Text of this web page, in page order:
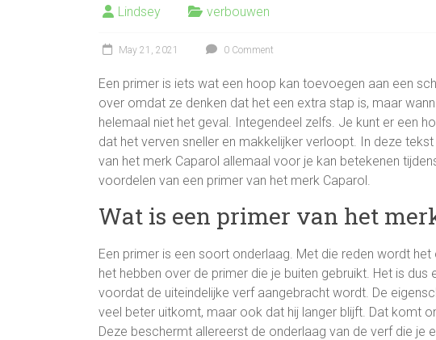
Lindsey verbouwen
May 21, 2021 0 Comment
Een primer is iets wat een hoop kan toevoegen aan een
over omdat ze denken dat het een extra stap is, maar
helemaal niet het geval. Integendeel zelfs. Je kunt er een
dat het verven sneller en makkelijker verloopt. In deze
van het merk Caparol allemaal voor je kan betekenen
voordelen van een primer van het merk Caparol.
Wat is een primer van het
Een primer is een soort onderlaag. Met die reden wordt
het hebben over de primer die je buiten gebruikt. Het is
voordat de uiteindelijke verf aangebracht wordt. De
veel beter uitkomt, maar ook dat hij langer blijft. Dat komt
Deze beschermt allereerst de onderlaag van de verf die je